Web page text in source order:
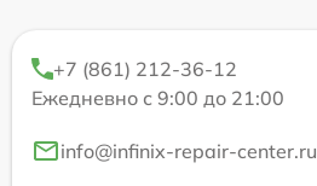
+7 (861) 212-36-12
Ежедневно с 9:00 до 21:00
info@infinix-repair-center.ru